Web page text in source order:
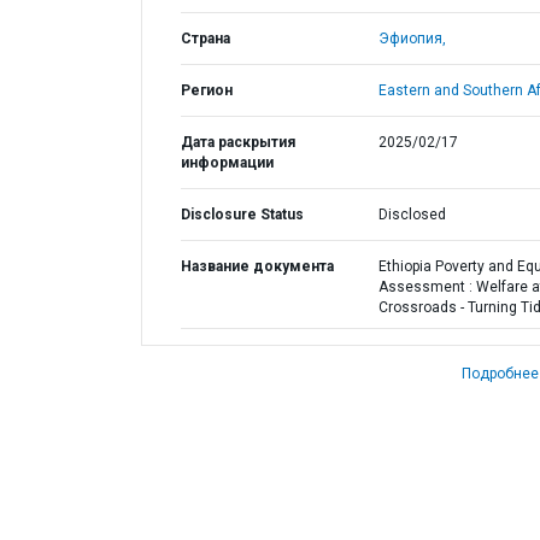
Страна Эфиопия,
Регион Eastern and Southern
Дата раскрытия
информации
2025/02/17
Disclosure Status Disclosed
Название документа
Ethiopia Poverty and
Assessment : Welfare
Crossroads - Turning
Подробнее